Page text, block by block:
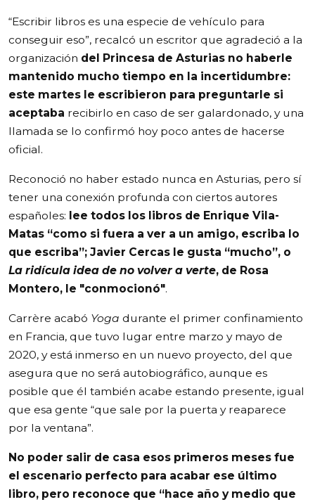
“Escribir libros es una especie de vehículo para
conseguir eso”, recalcó un escritor que agradeció a la
organización del Princesa de Asturias no haberle
mantenido mucho tiempo en la incertidumbre:
este martes le escribieron para preguntarle si
aceptaba recibirlo en caso de ser galardonado, y una
llamada se lo confirmó hoy poco antes de hacerse
oficial.
Reconoció no haber estado nunca en Asturias, pero sí
tener una conexión profunda con ciertos autores
españoles: lee todos los libros de Enrique Vila-
Matas “como si fuera a ver a un amigo, escriba lo
que escriba”; Javier Cercas le gusta “mucho”, o
La ridícula idea de no volver a verte, de Rosa
Montero, le "conmocionó".
Carrère acabó Yoga durante el primer confinamiento
en Francia, que tuvo lugar entre marzo y mayo de
2020, y está inmerso en un nuevo proyecto, del que
asegura que no será autobiográfico, aunque es
posible que él también acabe estando presente, igual
que esa gente “que sale por la puerta y reaparece
por la ventana”.
No poder salir de casa esos primeros meses fue
el escenario perfecto para acabar ese último
libro, pero reconoce que “hace año y medio que